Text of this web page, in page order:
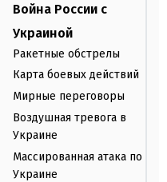
Война России с
Украиной
Ракетные обстрелы
Карта боевых действий
Мирные переговоры
Воздушная тревога в
Украине
Массированная атака по
Украине